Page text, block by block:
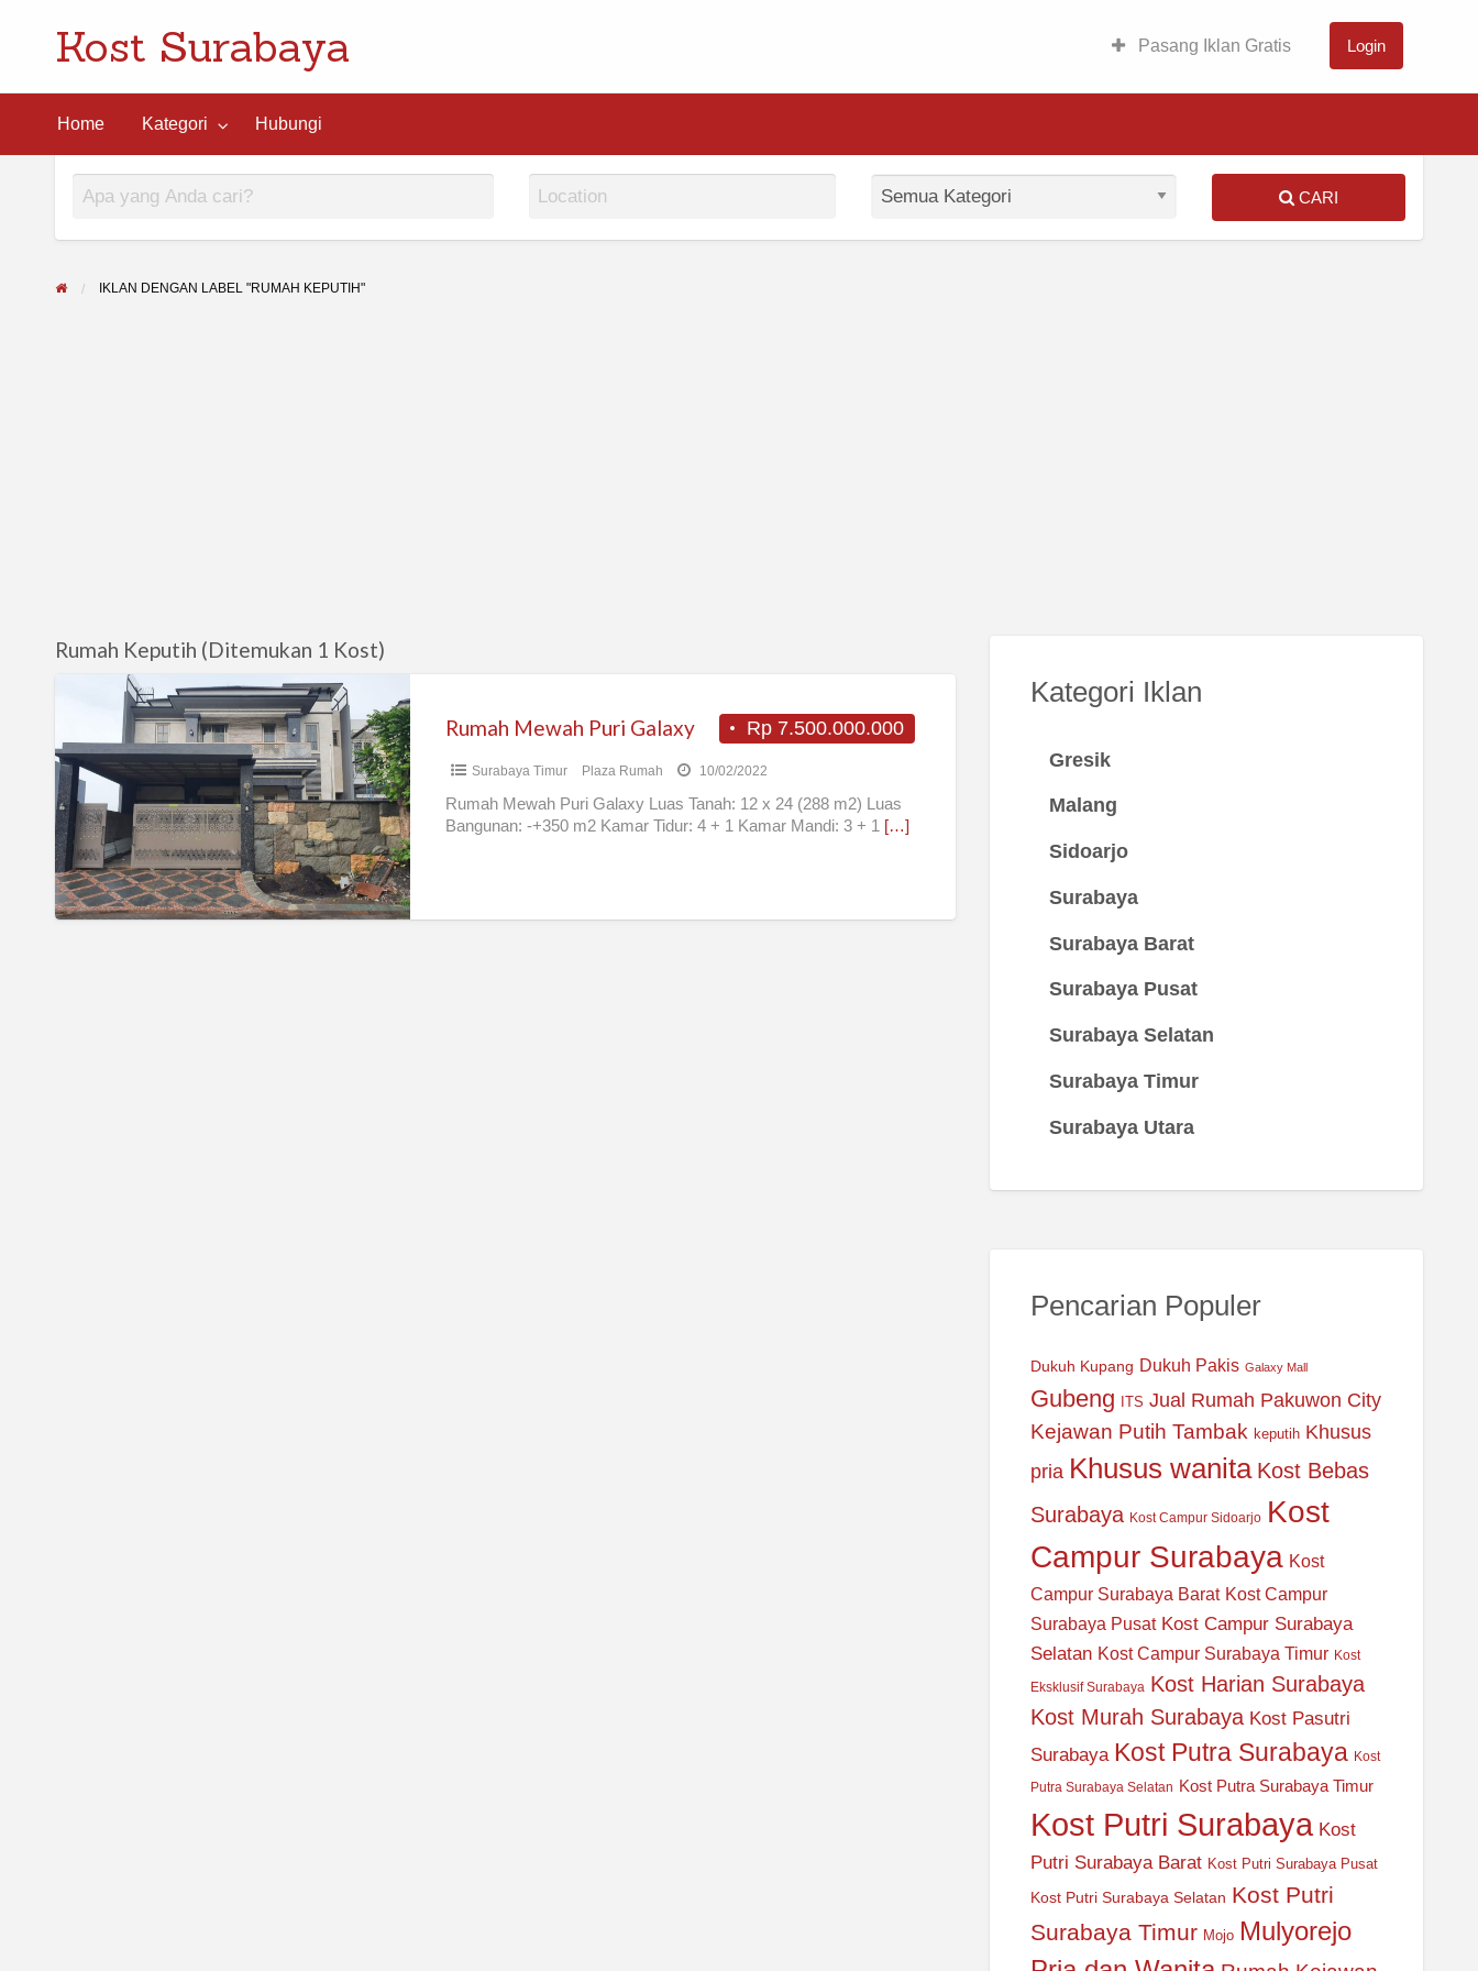
Kost Surabaya Pasang Iklan Gratis Login
Home Kategori Hubungi
CARI
IKLAN DENGAN LABEL "RUMAH KEPUTIH"
Rumah Keputih (Ditemukan 1 Kost)
Puri
Galaxy
Rp 7.500.000.000
Rumah Mewah Puri Galaxy
Surabaya Timur Plaza Rumah 10/02/2022
Rumah Mewah Puri Galaxy Luas Tanah: 12 x 24 (288 m2) Luas
Bangunan: -+350 m2 Kamar Tidur: 4 + 1 Kamar Mandi: 3 + 1
[…]
Kategori Iklan
Gresik
Malang
Sidoarjo
Surabaya
Surabaya Barat
Surabaya Pusat
Surabaya Selatan
Surabaya Timur
Surabaya Utara
Pencarian Populer
Dukuh Kupang Dukuh Pakis Galaxy Mall
Gubeng ITS Jual Rumah Pakuwon City
Kejawan Putih Tambak keputih Khusus
pria Khusus wanita Kost Bebas
Surabaya Kost Campur Sidoarjo Kost
Campur Surabaya Kost
Campur Surabaya Barat Kost Campur
Surabaya Pusat Kost Campur Surabaya
Selatan Kost Campur Surabaya Timur Kost
Eksklusif Surabaya Kost Harian Surabaya
Kost Murah Surabaya Kost Pasutri
Surabaya Kost Putra Surabaya Kost
Putra Surabaya Selatan Kost Putra Surabaya Timur
Kost Putri Surabaya Kost
Putri Surabaya Barat Kost Putri Surabaya Pusat
Kost Putri Surabaya Selatan Kost Putri
Surabaya Timur Mojo Mulyorejo